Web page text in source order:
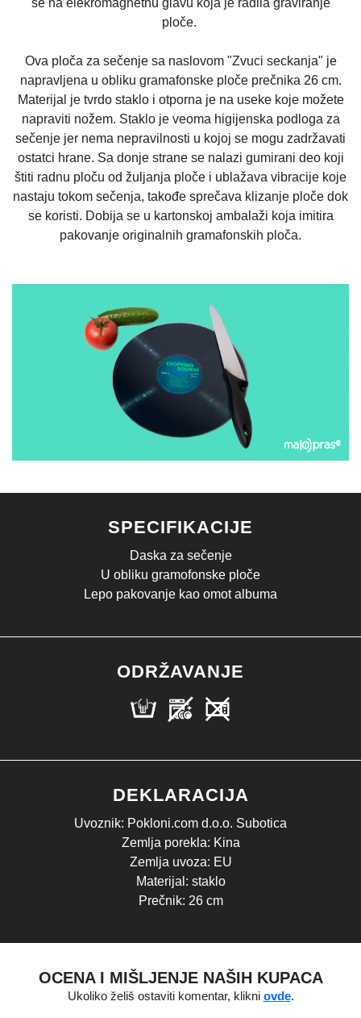
se na elekromagnetnu glavu koja je radila graviranje
ploče.
Ova ploča za sečenje sa naslovom "Zvuci seckanja" je
napravljena u obliku gramafonske ploče prečnika 26 cm.
Materijal je tvrdo staklo i otporna je na useke koje možete
napraviti nožem. Staklo je veoma higijenska podloga za
sečenje jer nema nepravilnosti u kojoj se mogu zadržavati
ostatci hrane. Sa donje strane se nalazi gumirani deo koji
štiti radnu ploču od žuljanja ploče i ublažava vibracije koje
nastaju tokom sečenja, takođe sprečava klizanje ploče dok
se koristi. Dobija se u kartonskoj ambalaži koja imitira
pakovanje originalnih gramafonskih ploča.
SPECIFIKACIJE
Daska za sečenje
U obliku gramofonske ploče
Lepo pakovanje kao omot albuma
ODRŽAVANJE
DEKLARACIJA
Uvoznik: Pokloni.com d.o.o. Subotica
Zemlja porekla: Kina
Zemlja uvoza: EU
Materijal: staklo
Prečnik: 26 cm
OCENA I MIŠLJENJE NAŠIH KUPACA
Ukoliko želiš ostaviti komentar, klikni ovde.